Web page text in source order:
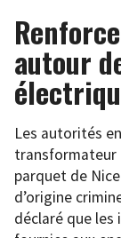
autour
Les autorités
transformateur
parquet de
d’origine
déclaré que les